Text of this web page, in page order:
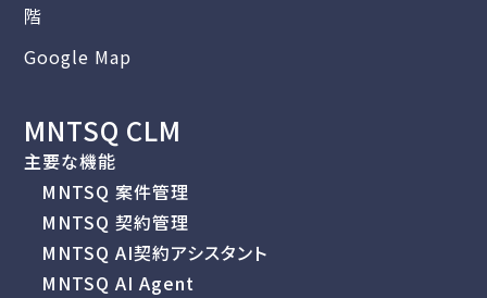
階
Google Map
MNTSQ CLM
主要な機能
MNTSQ 案件管理
MNTSQ 契約管理
MNTSQ AI契約アシスタント
MNTSQ AI Agent